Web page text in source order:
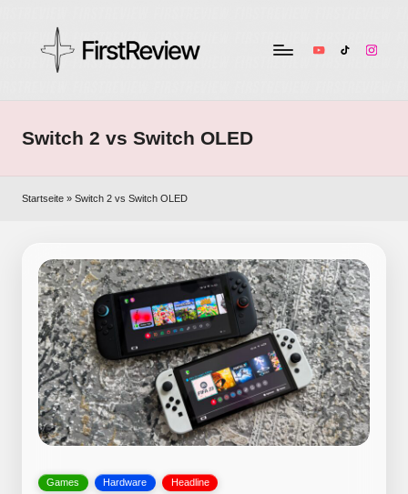
ir
t
w
Smart
Audio
unabhängig
YouTubeTikTok
Switch 2 vs Switch OLED
Startseite » Switch 2 vs Switch OLED
Posted
Games Hardware Headline